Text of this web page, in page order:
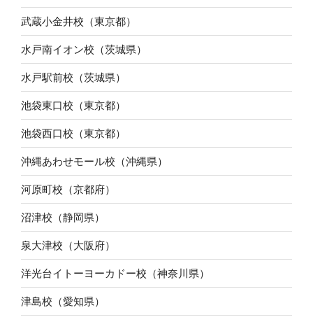
武蔵小金井校（東京都）
水戸南イオン校（茨城県）
水戸駅前校（茨城県）
池袋東口校（東京都）
池袋西口校（東京都）
沖縄あわせモール校（沖縄県）
河原町校（京都府）
沼津校（静岡県）
泉大津校（大阪府）
洋光台イトーヨーカドー校（神奈川県）
津島校（愛知県）